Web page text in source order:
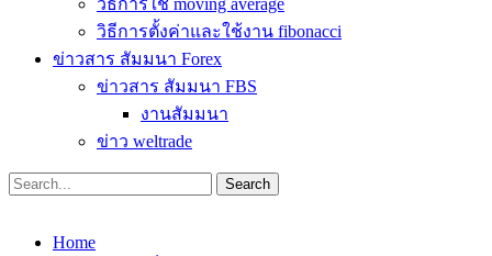
วิธีการใช้ moving average
วิธีการตั้งค่าและใช้งาน fibonacci
ข่าวสาร สัมมนา Forex
ข่าวสาร สัมมนา FBS
งานสัมมนา
ข่าว weltrade
Home